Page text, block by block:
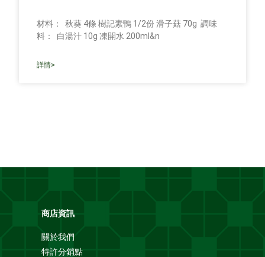
材料： 秋葵 4條 樹記素鴨 1/2份 滑子菇 70g 調味
料： 白湯汁 10g 凍開水 200ml&n
詳情>
商店資訊
關於我們
特許分銷點